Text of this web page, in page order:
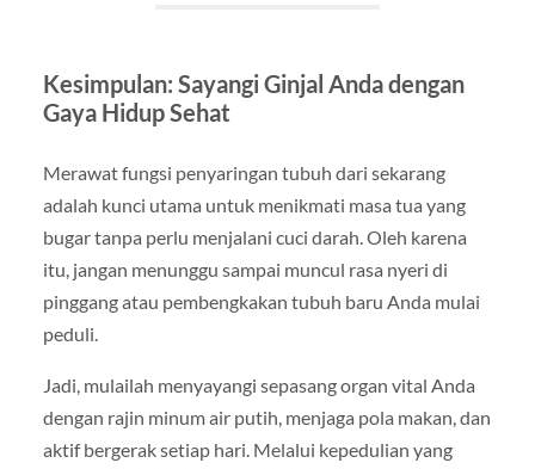
Kesimpulan: Sayangi Ginjal Anda dengan
Gaya Hidup Sehat
Merawat fungsi penyaringan tubuh dari sekarang
adalah kunci utama untuk menikmati masa tua yang
bugar tanpa perlu menjalani cuci darah. Oleh karena
itu, jangan menunggu sampai muncul rasa nyeri di
pinggang atau pembengkakan tubuh baru Anda mulai
peduli.
Jadi, mulailah menyayangi sepasang organ vital Anda
dengan rajin minum air putih, menjaga pola makan, dan
aktif bergerak setiap hari. Melalui kepedulian yang